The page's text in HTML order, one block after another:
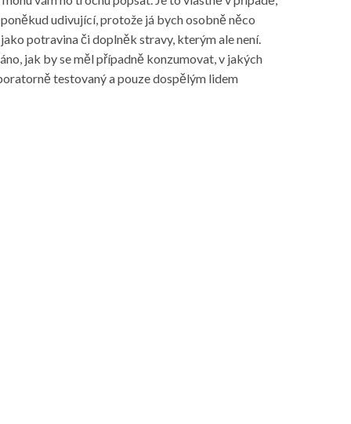
udivující, protože já bych osobně něco
potravina či doplněk stravy, kterým ale není.
jak by se měl případně konzumovat, v jakých
testovaný a pouze dospělým lidem